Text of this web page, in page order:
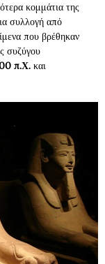
κομμάτια της
συλλογή από
που βρέθηκαν
συζύγου
π.Χ. και